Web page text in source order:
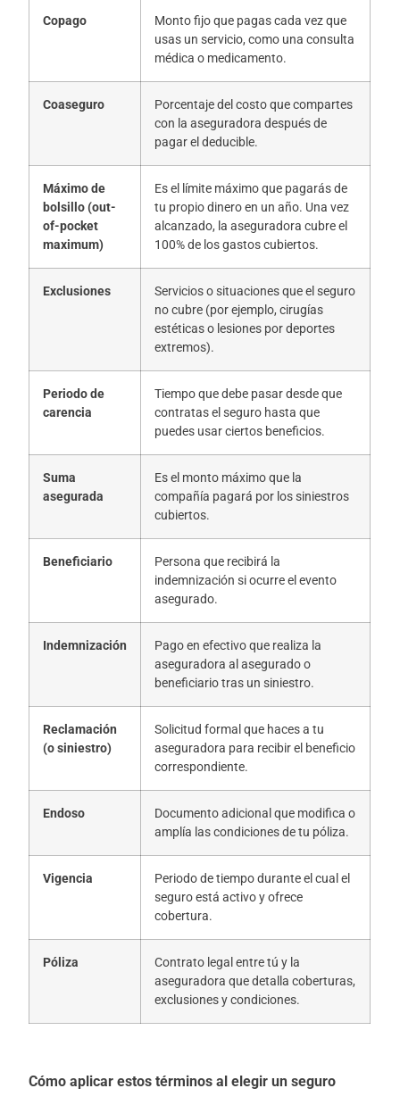
Copago
Monto fijo que pagas cada vez que
usas un servicio, como una consulta
médica o medicamento.
Coaseguro
Porcentaje del costo que compartes
con la aseguradora después de
pagar el deducible.
Máximo de
bolsillo (out-
of-pocket
maximum)
Es el límite máximo que pagarás de
tu propio dinero en un año. Una vez
alcanzado, la aseguradora cubre el
100% de los gastos cubiertos.
Exclusiones
Servicios o situaciones que el seguro
no cubre (por ejemplo, cirugías
estéticas o lesiones por deportes
extremos).
Periodo de
carencia
Tiempo que debe pasar desde que
contratas el seguro hasta que
puedes usar ciertos beneficios.
Suma
asegurada
Es el monto máximo que la
compañía pagará por los siniestros
cubiertos.
Beneficiario
Persona que recibirá la
indemnización si ocurre el evento
asegurado.
Indemnización
Pago en efectivo que realiza la
aseguradora al asegurado o
beneficiario tras un siniestro.
Reclamación
(o siniestro)
Solicitud formal que haces a tu
aseguradora para recibir el beneficio
correspondiente.
Endoso
Documento adicional que modifica o
amplía las condiciones de tu póliza.
Vigencia
Periodo de tiempo durante el cual el
seguro está activo y ofrece
cobertura.
Póliza
Contrato legal entre tú y la
aseguradora que detalla coberturas,
exclusiones y condiciones.
Cómo aplicar estos términos al elegir un seguro